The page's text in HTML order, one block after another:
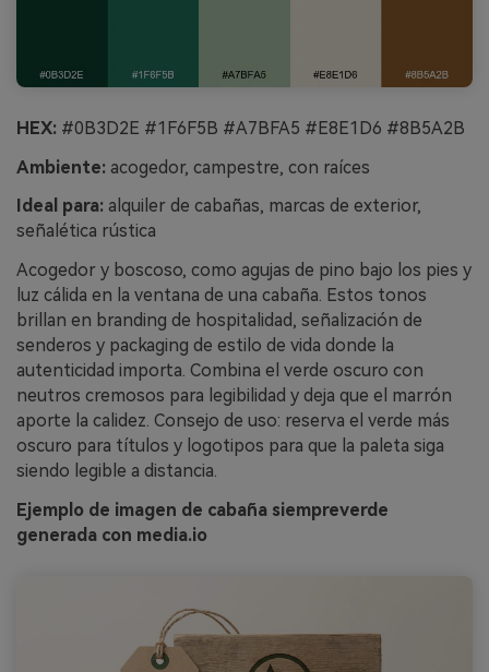
HEX: #0B3D2E #1F6F5B #A7BFA5 #E8E1D6 #8B5A2B
Ambiente: acogedor, campestre, con raíces
Ideal para: alquiler de cabañas, marcas de exterior,
señalética rústica
Acogedor y boscoso, como agujas de pino bajo los pies y
luz cálida en la ventana de una cabaña. Estos tonos
brillan en branding de hospitalidad, señalización de
senderos y packaging de estilo de vida donde la
autenticidad importa. Combina el verde oscuro con
neutros cremosos para legibilidad y deja que el marrón
aporte la calidez. Consejo de uso: reserva el verde más
oscuro para títulos y logotipos para que la paleta siga
siendo legible a distancia.
Ejemplo de imagen de cabaña siempreverde
generada con media.io